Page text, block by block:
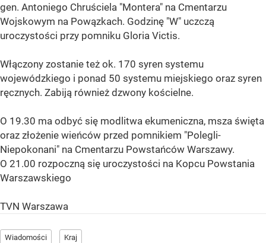
gen. Antoniego Chruściela "Montera" na Cmentarzu
Wojskowym na Powązkach. Godzinę "W" uczczą
uroczystości przy pomniku Gloria Victis.
Włączony zostanie też ok. 170 syren systemu
wojewódzkiego i ponad 50 systemu miejskiego oraz syren
ręcznych. Zabiją również dzwony kościelne.
O 19.30 ma odbyć się modlitwa ekumeniczna, msza święta
oraz złożenie wieńców przed pomnikiem "Polegli-
Niepokonani" na Cmentarzu Powstańców Warszawy.
O 21.00 rozpoczną się uroczystości na Kopcu Powstania
Warszawskiego
TVN Warszawa
Wiadomości Kraj